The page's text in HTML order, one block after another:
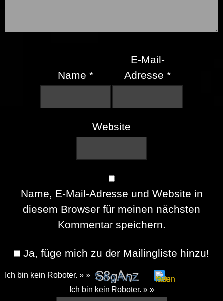
Name *
E-Mail-
Adresse*
Website
Name, E-Mail-Adresse und Website in
diesem Browser für meinen nächsten
Kommentar speichern.
Ja, füge mich zu der Mailingliste hinzu!
Ich bin kein Roboter. » »
Ich bin kein Roboter. » »